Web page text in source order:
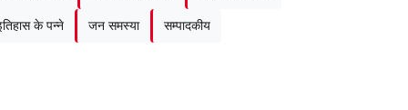
के पन्ने जन समस्या सम्पादकीय